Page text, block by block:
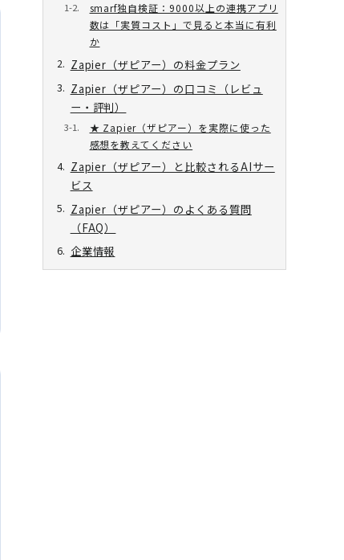
smarf独自検証：9000以上の連携アプリ
数は「実質コスト」で見ると本当に有利
か
Zapier（ザピアー）の料金プラン
Zapier（ザピアー）の口コミ（レビュ
ー・評判）
★ Zapier（ザピアー）を実際に使った
感想を教えてください
Zapier（ザピアー）と比較されるAIサー
ビス
Zapier（ザピアー）のよくある質問
（FAQ）
企業情報